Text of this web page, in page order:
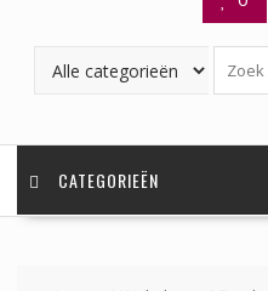
CATEGORIEËN